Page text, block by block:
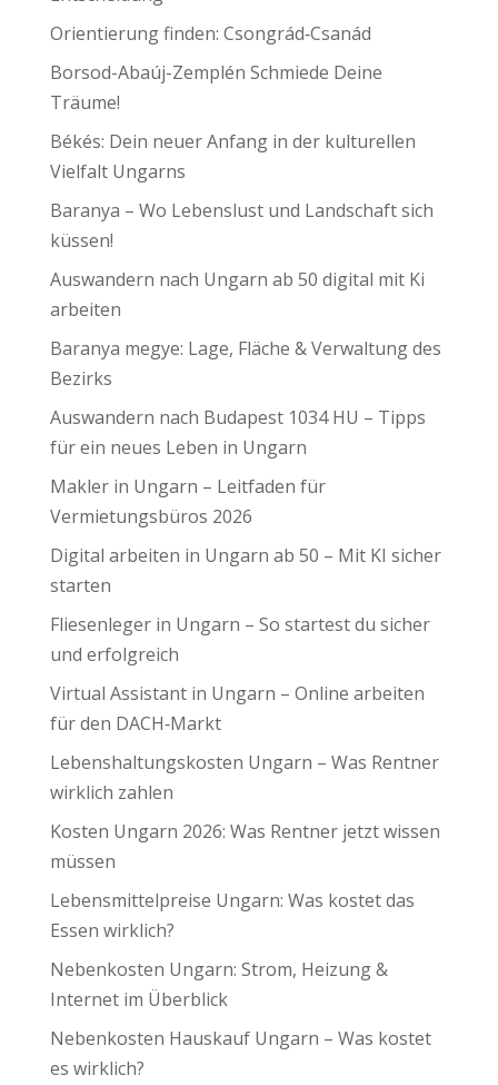
Orientierung finden: Csongrád‑Csanád
Borsod-Abaúj-Zemplén Schmiede Deine
Träume!
Békés: Dein neuer Anfang in der kulturellen
Vielfalt Ungarns
Baranya – Wo Lebenslust und Landschaft sich
küssen!
Auswandern nach Ungarn ab 50 digital mit Ki
arbeiten
Baranya megye: Lage, Fläche & Verwaltung des
Bezirks
Auswandern nach Budapest 1034 HU – Tipps
für ein neues Leben in Ungarn
Makler in Ungarn – Leitfaden für
Vermietungsbüros 2026
Digital arbeiten in Ungarn ab 50 – Mit KI sicher
starten
Fliesenleger in Ungarn – So startest du sicher
und erfolgreich
Virtual Assistant in Ungarn – Online arbeiten
für den DACH‑Markt
Lebenshaltungskosten Ungarn – Was Rentner
wirklich zahlen
Kosten Ungarn 2026: Was Rentner jetzt wissen
müssen
Lebensmittelpreise Ungarn: Was kostet das
Essen wirklich?
Nebenkosten Ungarn: Strom, Heizung &
Internet im Überblick
Nebenkosten Hauskauf Ungarn – Was kostet
es wirklich?